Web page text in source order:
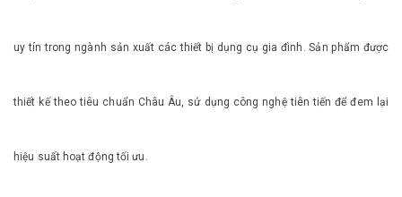
uy tín trong ngành sản xuất các thiết bị dụng cụ gia đình. Sản phẩm được
thiết kế theo tiêu chuẩn Châu Âu, sử dụng công nghệ tiên tiến để đem lại
hiệu suất hoạt động tối ưu.